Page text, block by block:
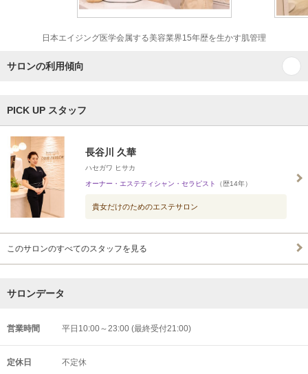
日本エイジング医学会属する美容業界15年歴を生かす肌管理
サロンの利用傾向
PICK UP スタッフ
長谷川 久華
ハセガワ ヒサカ
オーナー・エステティシャン・セラピスト （歴14年）
貴女だけのためのエステサロン
このサロンのすべてのスタッフを見る
サロンデータ
営業時間 平日10:00～23:00 (最終受付21:00)
定休日 不定休